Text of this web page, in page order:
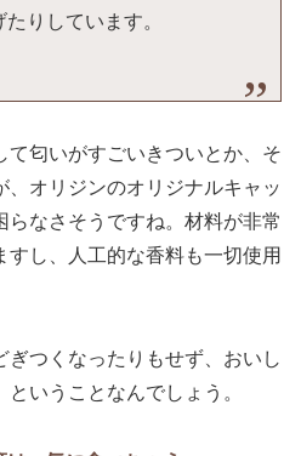
りしています。
て匂いがすごいきついとか、そ
、オリジンのオリジナルキャッ
らなさそうですね。材料が非常
すし、人工的な香料も一切使用
つくなったりもせず、おいし
いうことなんでしょう。